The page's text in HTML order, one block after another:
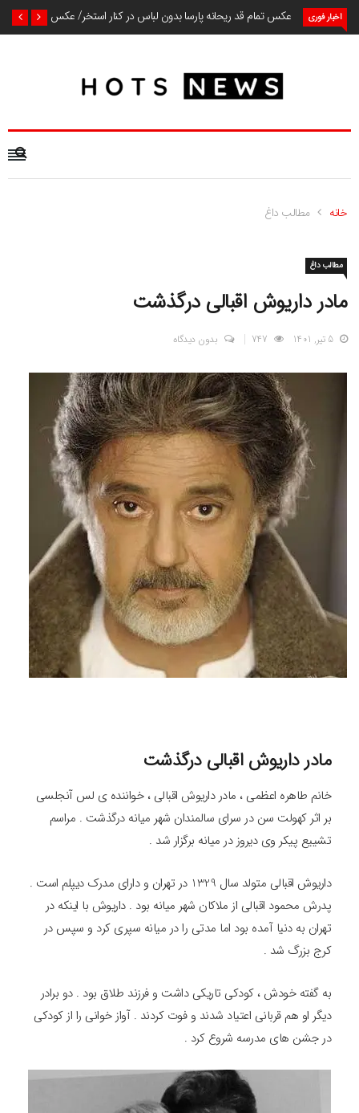
اخبار فوری عکس تمام قد ریحانه پارسا بدون لباس در کنار استخر/ عکس
خانه مطالب داغ
مطالب داغ
مادر داریوش اقبالی درگذشت
5 تیر, 1401 بدون دیدگاه
مادر داریوش اقبالی درگذشت
خانم طاهره اعظمی ، مادر داریوش اقبالی ، خواننده ی لس آنجلسی
بر اثر کهولت سن در سرای سالمندان شهر میانه درگذشت . مراسم
تشییع پیکر وی دیروز در میانه برگزار شد .
داریوش اقبالی متولد سال 1329 در تهران و دارای مدرک دیپلم است .
پدرش محمود اقبالی از ملاکان شهر میانه بود . داریوش با اینکه در
تهران به دنیا آمده بود اما مدتی را در میانه سپری کرد و سپس در
کرج بزرگ شد .
به گفته خودش ، کودکی تاریکی داشت و فرزند طلاق بود . دو برادر
دیگر او هم قربانی اعتیاد شدند و فوت کردند . آواز خوانی را از کودکی
در جشن های مدرسه شروع کرد .